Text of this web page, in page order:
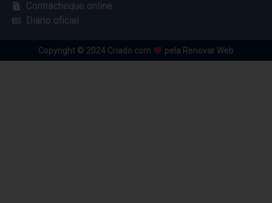
Contracheque online
Diário oficial
Copyright © 2024 Criado com pela Renovar Web